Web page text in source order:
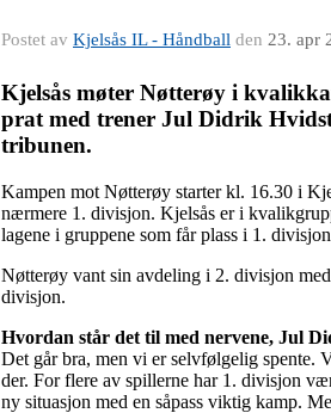
Postet av Kjelsås IL - Håndball den 23. apr
Kjelsås møter Nøtterøy i
prat med trener Jul Didrik
tribunen.
Kampen mot Nøtterøy starter kl. 16.30 i
nærmere 1. divisjon. Kjelsås er i
lagene i gruppene som får plass i 1.
Nøtterøy vant sin avdeling i 2. divisjon
divisjon.
Hvordan står det til med nervene, Jul
Det går bra, men vi er selvfølgelig spente.
der. For flere av spillerne har 1. divisjon
ny situasjon med en såpass viktig kamp.